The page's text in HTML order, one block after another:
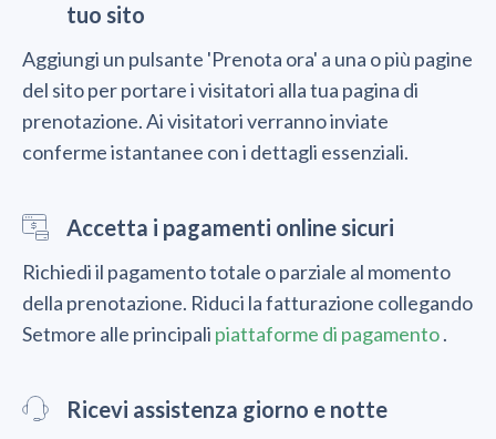
tuo sito
Aggiungi un pulsante 'Prenota ora' a una o più pagine
del sito per portare i visitatori alla tua pagina di
prenotazione. Ai visitatori verranno inviate
conferme istantanee con i dettagli essenziali.
Accetta i pagamenti online sicuri
Richiedi il pagamento totale o parziale al momento
della prenotazione. Riduci la fatturazione collegando
Setmore alle principali piattaforme di pagamento.
Ricevi assistenza giorno e notte